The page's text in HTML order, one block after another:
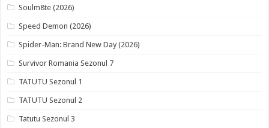
Soulm8te (2026)
Speed Demon (2026)
Spider-Man: Brand New Day (2026)
Survivor Romania Sezonul 7
TATUTU Sezonul 1
TATUTU Sezonul 2
Tatutu Sezonul 3